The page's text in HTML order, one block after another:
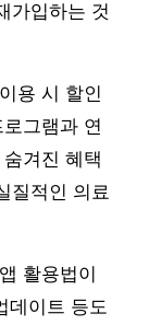
가입하는 것
용 시 할인
그램과 연
겨진 혜택
질적인 의료
활용법이
데이트 등도